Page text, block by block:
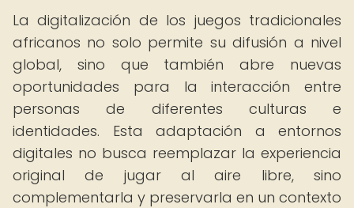
La digitalización de los juegos tradicionales
africanos no solo permite su difusión a nivel
global, sino que también abre nuevas
oportunidades para la interacción entre
personas de diferentes culturas e
identidades. Esta adaptación a entornos
digitales no busca reemplazar la experiencia
original de jugar al aire libre, sino
complementarla y preservarla en un contexto